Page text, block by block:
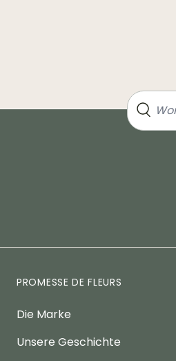
PROMESSE DE FLEURS
Die Marke
Unsere Geschichte